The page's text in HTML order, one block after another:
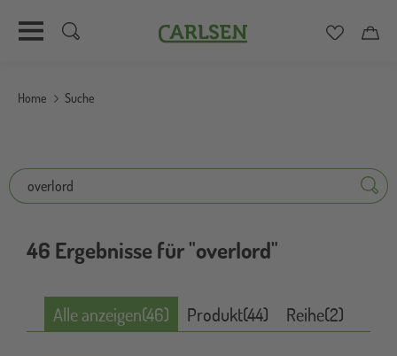
zum
Carlsen
Home Suche
Suche
Suche
46 Ergebnisse für "overlord"
Alle anzeigen(46) Produkt(44) Reihe(2)